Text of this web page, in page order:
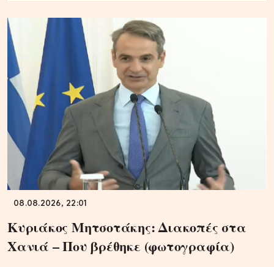
08.08.2026, 22:01
Κυριάκος Μητσοτάκης: Διακοπές στα
Χανιά – Που βρέθηκε (φωτογραφία)